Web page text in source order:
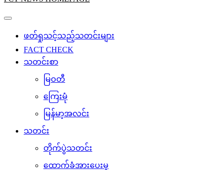
ဖတ်ရှုသင့်သည့်သတင်းများ
FACT CHECK
သတင်းစာ
မြဝတီ
ကြေးမုံ
မြန်မာ့အလင်း
သတင်း
တိုက်ပွဲသတင်း
ထောက်ခံအားပေးမှု